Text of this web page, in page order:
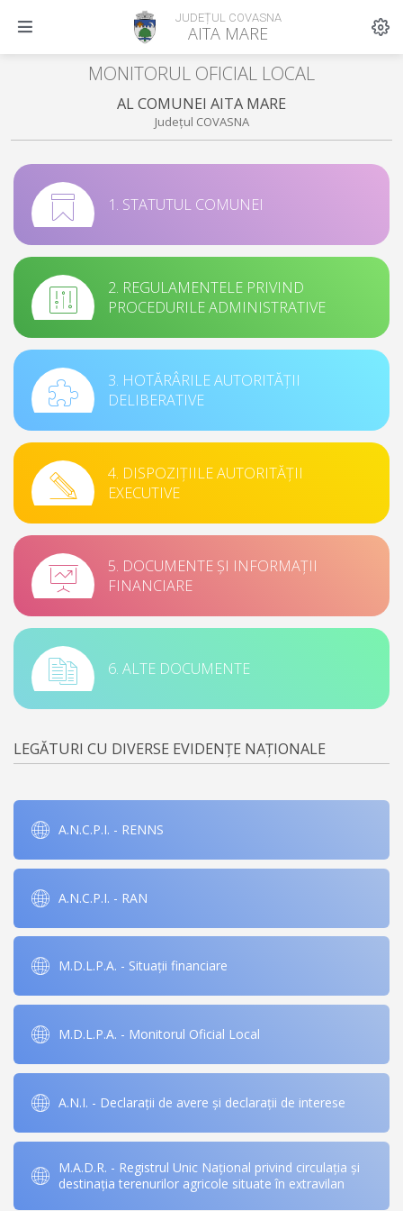
JUDEȚUL COVASNA
AITA MARE
MONITORUL OFICIAL LOCAL
AL COMUNEI AITA MARE
Județul COVASNA
1. STATUTUL COMUNEI
2. REGULAMENTELE PRIVIND
PROCEDURILE ADMINISTRATIVE
3. HOTĂRÂRILE AUTORITĂȚII
DELIBERATIVE
4. DISPOZIȚIILE AUTORITĂȚII
EXECUTIVE
5. DOCUMENTE ȘI INFORMAȚII
FINANCIARE
6. ALTE DOCUMENTE
LEGĂTURI CU DIVERSE EVIDENȚE NAȚIONALE
A.N.C.P.I. - RENNS
A.N.C.P.I. - RAN
M.D.L.P.A. - Situații financiare
M.D.L.P.A. - Monitorul Oficial Local
A.N.I. - Declarații de avere și declarații de interese
M.A.D.R. - Registrul Unic Național privind circulația și
destinația terenurilor agricole situate în extravilan